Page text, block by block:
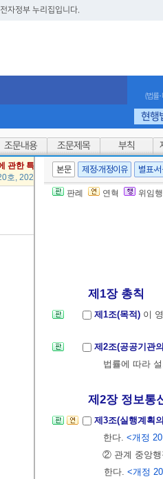
자정부 누리집입니다.
(법률
현행
조문내용 조문제목 부칙
관한 특별법
시행령
호, 2026. 3. 24., 타법개정]
본문 제정·개정이유 별표·
판례 연혁 위임
제1장 총칙
제1조(목적) 이
제2조(공공기관
법률에 따라
제2장 정보통신
제3조(실행계획
한다. <개정
② 관계 중앙행
한다. <개정